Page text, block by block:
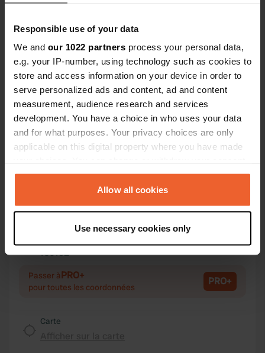
Responsible use of your data
We and our 1022 partners process your personal data,
e.g. your IP-number, using technology such as cookies to
store and access information on your device in order to
serve personalized ads and content, ad and content
measurement, audience research and services
development. You have a choice in who uses your data
and for what purposes. Your privacy choices are only
applicable on this digital property where you have made
any time from the Cookie Declaration or by clicking on
the Privacy trigger icon.
Collect information about your geographical location
which can be accurate to within several meters
specific characteristics (fingerprinting)
Find out more about how your personal data is processed
Allow all cookies
Use necessary cookies only
Contact
Emplacement
sp310 256
73030, Diso, Italie
Coordonnées
39° 59' 34" N 18° 24' 42" E
39.99284573 18.411544
160132 Copie
Passer àPRO+
pour toutes les coordonnées PRO+
Carte